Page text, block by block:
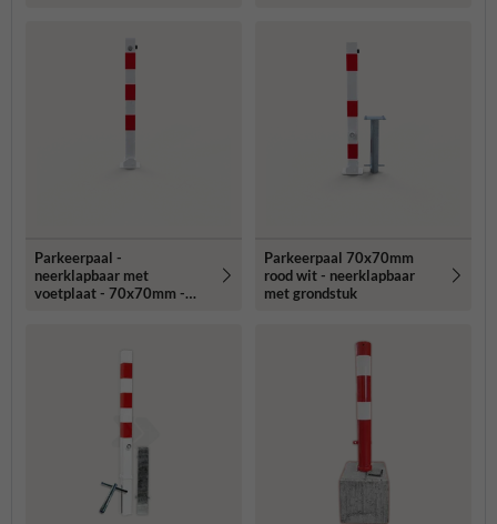
Parkeerpaal -
neerklapbaar met
voetplaat - 70x70mm -
Parkeerpaal 70x70mm
rood wit - neerklapbaar
met grondstuk